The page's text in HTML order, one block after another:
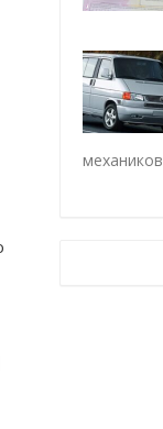
механиков